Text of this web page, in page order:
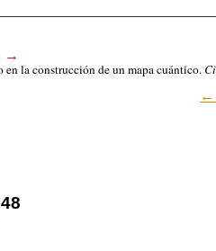
→
la construcción de un mapa cuántico.